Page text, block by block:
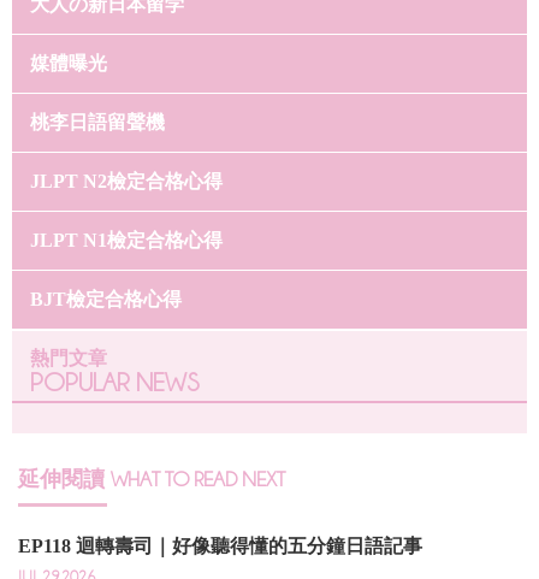
大人の新日本留学
媒體曝光
桃李日語留聲機
JLPT N2檢定合格心得
JLPT N1檢定合格心得
BJT檢定合格心得
熱門文章
POPULAR NEWS
延伸閱讀 WHAT TO READ NEXT
EP118 迴轉壽司｜好像聽得懂的五分鐘日語記事